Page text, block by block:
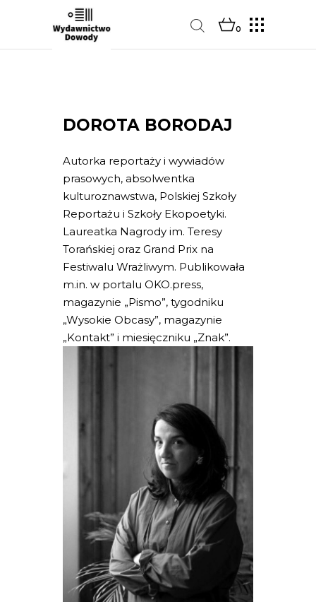
0
DOROTA BORODAJ
Autorka reportaży i wywiadów
prasowych, absolwentka
kulturoznawstwa, Polskiej Szkoły
Reportażu i Szkoły Ekopoetyki.
Laureatka Nagrody im. Teresy
Torańskiej oraz Grand Prix na
Festiwalu Wrażliwym. Publikowała
m.in. w portalu OKO.press,
magazynie „Pismo”, tygodniku
„Wysokie Obcasy”, magazynie
„Kontakt” i miesięczniku „Znak”.